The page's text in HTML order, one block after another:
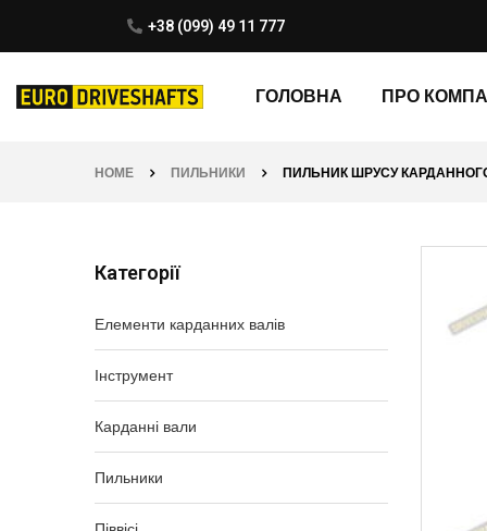
+38 (099) 49 11 777
ГОЛОВНА ПРО
HOME ПИЛЬНИКИ ПИЛЬНИК ШРУСУ КАРДАННОГО
Категорії
Елементи карданних валів
Інструмент
Карданні вали
Пильники